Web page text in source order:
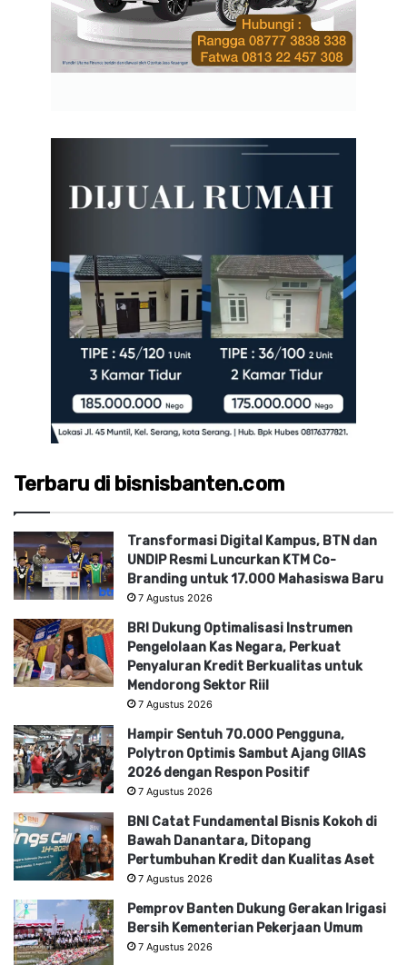
Terbaru di bisnisbanten.com
Transformasi Digital Kampus, BTN dan
UNDIP Resmi Luncurkan KTM Co-
Branding untuk 17.000 Mahasiswa Baru
7 Agustus 2026
BRI Dukung Optimalisasi Instrumen
Pengelolaan Kas Negara, Perkuat
Penyaluran Kredit Berkualitas untuk
Mendorong Sektor Riil
7 Agustus 2026
Hampir Sentuh 70.000 Pengguna,
Polytron Optimis Sambut Ajang GIIAS
2026 dengan Respon Positif
7 Agustus 2026
BNI Catat Fundamental Bisnis Kokoh di
Bawah Danantara, Ditopang
Pertumbuhan Kredit dan Kualitas Aset
7 Agustus 2026
Pemprov Banten Dukung Gerakan Irigasi
Bersih Kementerian Pekerjaan Umum
7 Agustus 2026